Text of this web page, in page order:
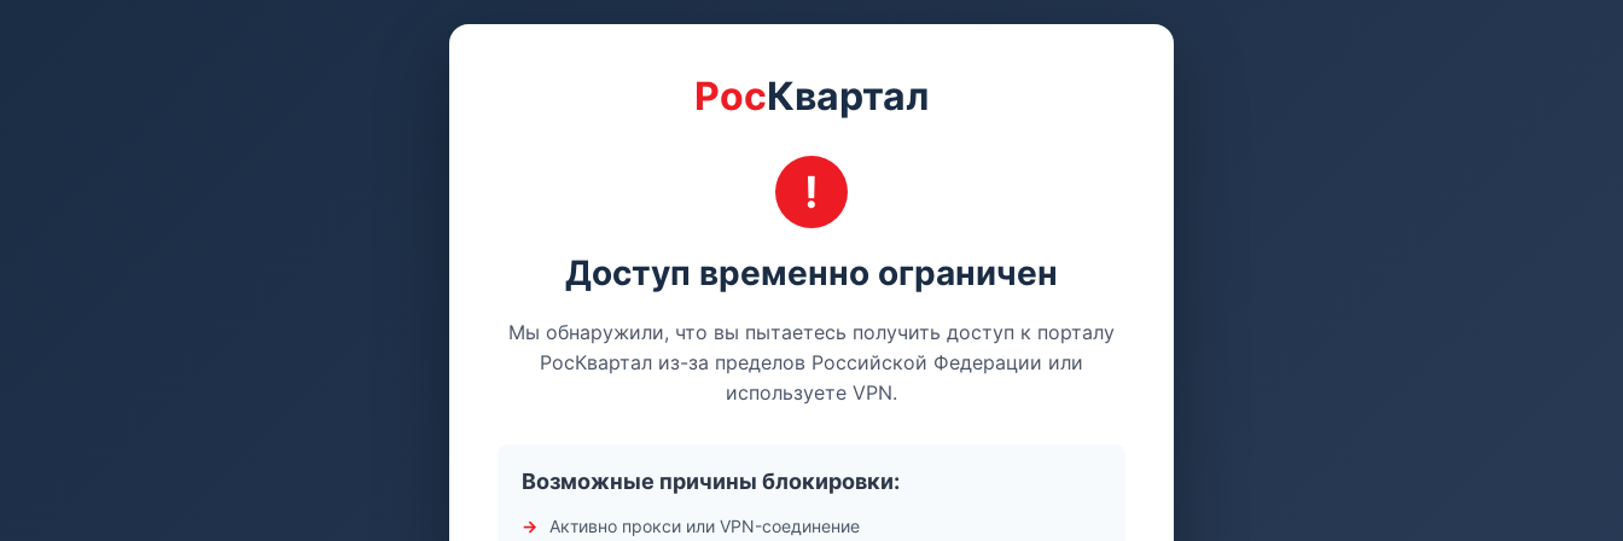
РосКвартал
Доступ временно ограничен
Мы обнаружили, что вы пытаетесь получить доступ к порталу
РосКвартал из-за пределов Российской Федерации или
используете VPN.
Возможные причины блокировки:
Активно прокси или VPN-соединение